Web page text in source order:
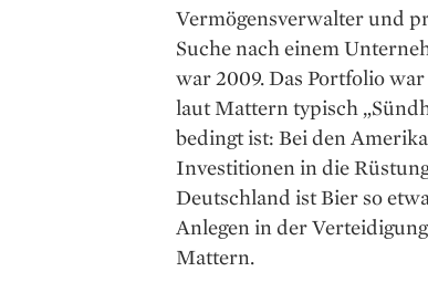
Vermögensverwalter und
Suche nach einem
war 2009. Das Portfolio
laut Mattern typisch
bedingt ist: Bei den
Investitionen in die
Deutschland ist Bier so
Anlegen in der
Mattern.